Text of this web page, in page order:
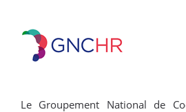
Le Groupement National de